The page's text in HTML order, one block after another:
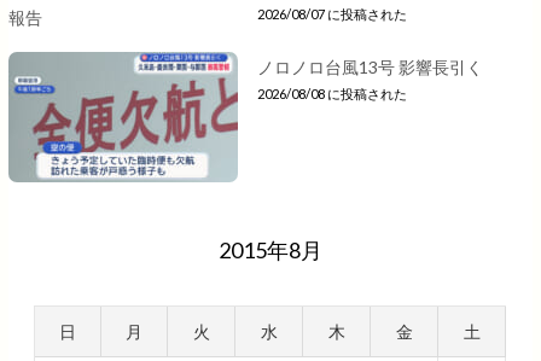
2026/08/07 に投稿された
ノロノロ台風13号 影響長引く
2026/08/08 に投稿された
2015年8月
日 月 火 水 木 金 土